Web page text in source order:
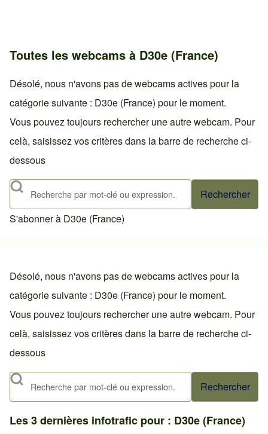
Toutes les webcams à D30e (France)
Désolé, nous n'avons pas de webcams actives pour la
catégorie suivante : D30e (France) pour le moment.
Vous pouvez toujours rechercher une autre webcam. Pour
celà, saisissez vos critères dans la barre de recherche ci-
dessous
Rechercher
S'abonner à D30e (France)
Désolé, nous n'avons pas de webcams actives pour la
catégorie suivante : D30e (France) pour le moment.
Vous pouvez toujours rechercher une autre webcam. Pour
celà, saisissez vos critères dans la barre de recherche ci-
dessous
Rechercher
Les 3 dernières infotrafic pour : D30e (France)